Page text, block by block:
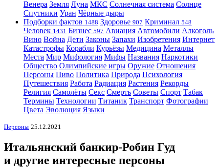
Венера Земля Луна МКС Солнечная система Солнце
Спутники Уран Чёрные дыры
Подборки фактов 1488 Здоровье 907 Криминал 548
Человек 1431 Бизнес 597 Авиация Автомобили Алкоголь
Вино Война Дети Законы Запахи Изобретения Интернет
Катастрофы Корабли Курьёзы Медицина Металлы
Места Мир Мифология Мифы Названия Наркотики
Общество Олимпийские игры Оружие Отношения
Персоны Пиво Политика Природа Психология
Путешествия Работа Радиация Растения Рекорды
Религия Самолёты Секс Смерть Советы Спорт Табак
Термины Технологии Титаник Транспорт Фотографии
Цвета Эволюция Языки
Персоны 25.12.2021
Итальянский банкир-Робин Гуд
и другие интересные персоны